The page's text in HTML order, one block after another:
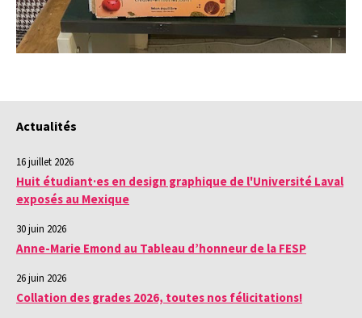
Actualités
16 juillet 2026
Huit étudiant·es en design graphique de l'Université Laval
exposés au Mexique
30 juin 2026
Anne-Marie Emond au Tableau d’honneur de la FESP
26 juin 2026
Collation des grades 2026, toutes nos félicitations!